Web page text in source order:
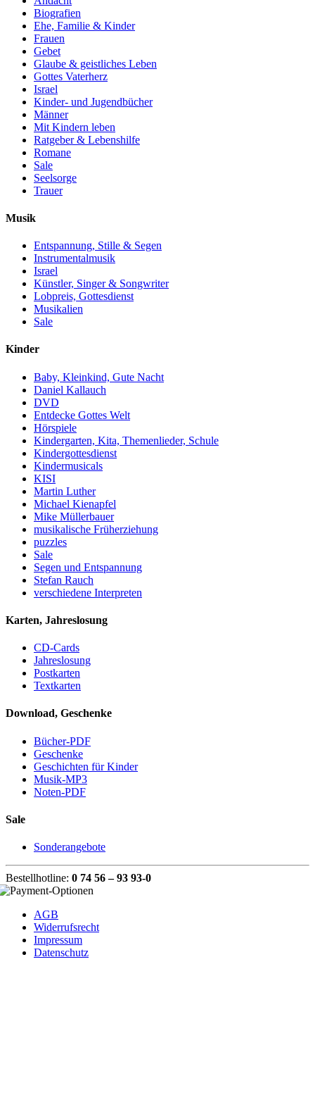
Biografien
Ehe, Familie & Kinder
Frauen
Gebet
Glaube & geistliches Leben
Gottes Vaterherz
Israel
Kinder- und Jugendbücher
Männer
Mit Kindern leben
Ratgeber & Lebenshilfe
Romane
Sale
Seelsorge
Trauer
Musik
Entspannung, Stille & Segen
Instrumentalmusik
Israel
Künstler, Singer & Songwriter
Lobpreis, Gottesdienst
Musikalien
Sale
Kinder
Baby, Kleinkind, Gute Nacht
Daniel Kallauch
DVD
Entdecke Gottes Welt
Hörspiele
Kindergarten, Kita, Themenlieder, Schule
Kindergottesdienst
Kindermusicals
KISI
Martin Luther
Michael Kienapfel
Mike Müllerbauer
musikalische Früherziehung
puzzles
Sale
Segen und Entspannung
Stefan Rauch
verschiedene Interpreten
Karten, Jahreslosung
CD-Cards
Jahreslosung
Postkarten
Textkarten
Download, Geschenke
Bücher-PDF
Geschenke
Geschichten für Kinder
Musik-MP3
Noten-PDF
Sale
Sonderangebote
Bestellhotline: 0 74 56 – 93 93-0
AGB
Widerrufsrecht
Impressum
Datenschutz